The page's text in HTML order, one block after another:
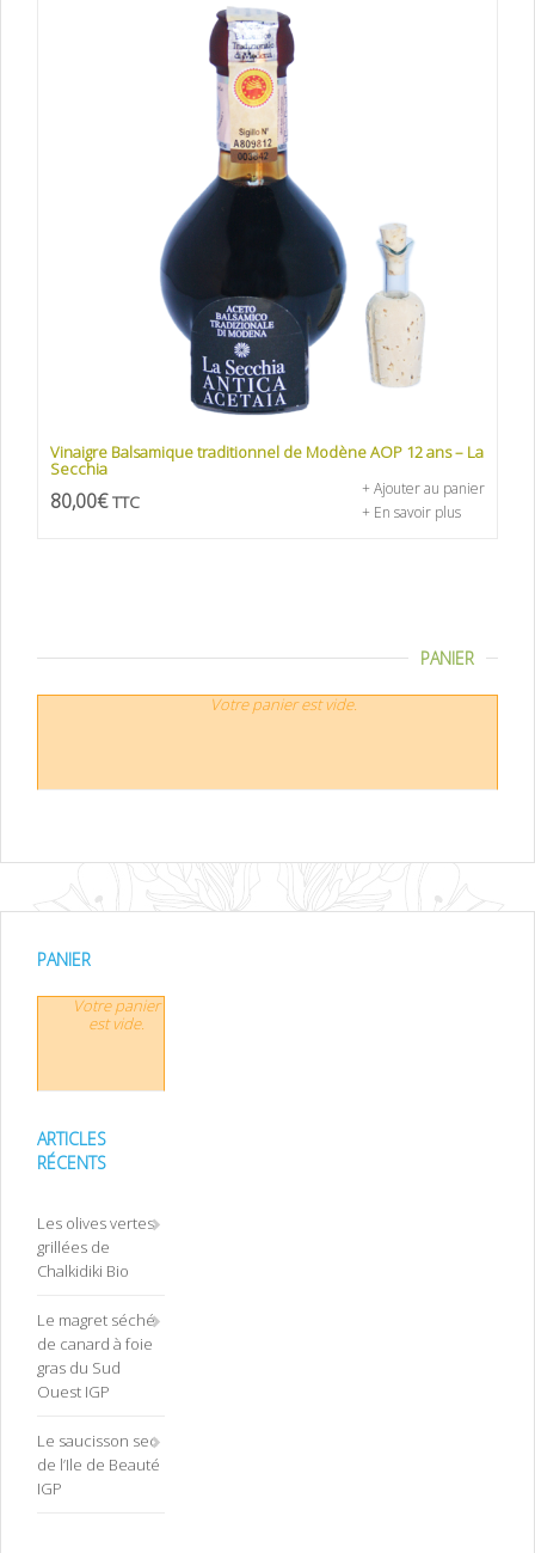
Vinaigre Balsamique traditionnel de Modène AOP 12 ans – La
Secchia
80,00€ TTC
+ Ajouter au panier
+ En savoir plus
PANIER
Votre panier est vide.
PANIER
Votre panier
est vide.
ARTICLES
RÉCENTS
Les olives vertes
grillées de
Chalkidiki Bio
Le magret séché
de canard à foie
gras du Sud
Ouest IGP
Le saucisson sec
de l’Ile de Beauté
IGP